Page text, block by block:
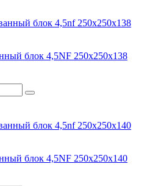
блок 4,5NF 250х250х138
блок 4,5NF 250х250х140